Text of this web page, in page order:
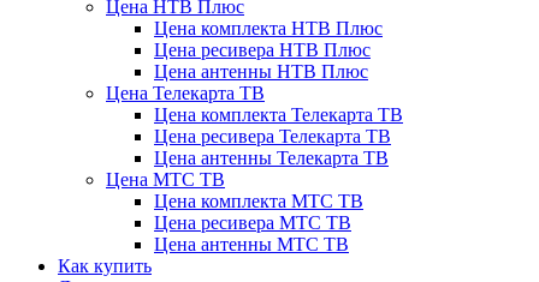
Цена НТВ Плюс
Цена комплекта НТВ Плюс
Цена ресивера НТВ Плюс
Цена антенны НТВ Плюс
Цена Телекарта ТВ
Цена комплекта Телекарта ТВ
Цена ресивера Телекарта ТВ
Цена антенны Телекарта ТВ
Цена МТС ТВ
Цена комплекта МТС ТВ
Цена ресивера МТС ТВ
Цена антенны МТС ТВ
Как купить